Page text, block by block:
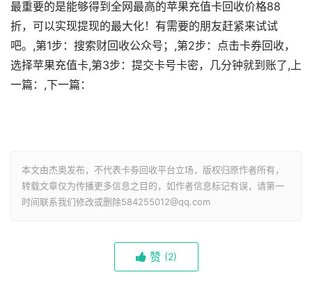
最重要的是能够得到全网最高的苹果充值卡回收价格88
折，可以实现提现的最大化！有需要的朋友赶紧来试试
吧。,第1步：搜索财回收公众号； ,第2步：点击卡券回收，
选择苹果充值卡,第3步：提交卡号卡密，几分钟就到账了,上
一篇：,下一篇：
本文由杰奥发布，不代表卡劵回收平台立场，版权归原作者所有，
转载文章仅为传播更多信息之目的，如作者信息标记有误，请第一
时间联系我们修改或删除584255012@qq.com
赞 (2)